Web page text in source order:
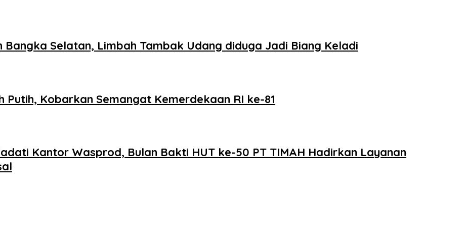
Bangka Selatan, Limbah Tambak Udang diduga Jadi Biang Keladi
Putih, Kobarkan Semangat Kemerdekaan RI ke-81
Kantor Wasprod, Bulan Bakti HUT ke-50 PT TIMAH Hadirkan Layanan